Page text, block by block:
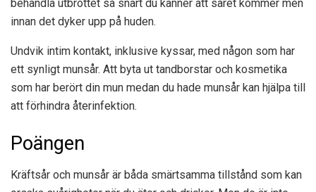
behandla utbrottet så snart du känner att såret kommer men
innan det dyker upp på huden.
Undvik intim kontakt, inklusive kyssar, med någon som har
ett synligt munsår. Att byta ut tandborstar och kosmetika
som har berört din mun medan du hade munsår kan hjälpa till
att förhindra återinfektion.
Poängen
Kräftsår och munsår är båda smärtsamma tillstånd som kan